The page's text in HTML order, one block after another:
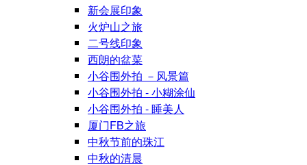
新会展印象
火炉山之旅
二号线印象
西朗的盆菜
小谷围外拍 －风景篇
小谷围外拍 - 小糊涂仙
小谷围外拍 - 睡美人
厦门FB之旅
中秋节前的珠江
中秋的清晨